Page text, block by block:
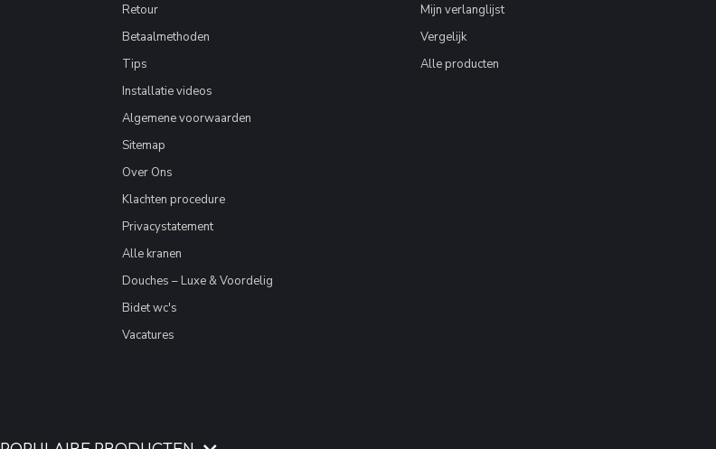
Retour
Betaalmethoden
Tips
Installatie videos
Algemene voorwaarden
Sitemap
Over Ons
Klachten procedure
Privacystatement
Alle kranen
Douches – Luxe & Voordelig
Bidet wc's
Vacatures
Mijn verlanglijst
Vergelijk
Alle producten